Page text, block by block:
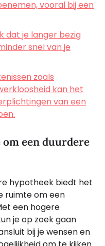
vooral bij een
dat je langer bezig
snel van je
zoals
kan het
van een
een duurdere
hypotheek biedt het
ruimte om een
een hogere
je op zoek gaan
bij je wensen en